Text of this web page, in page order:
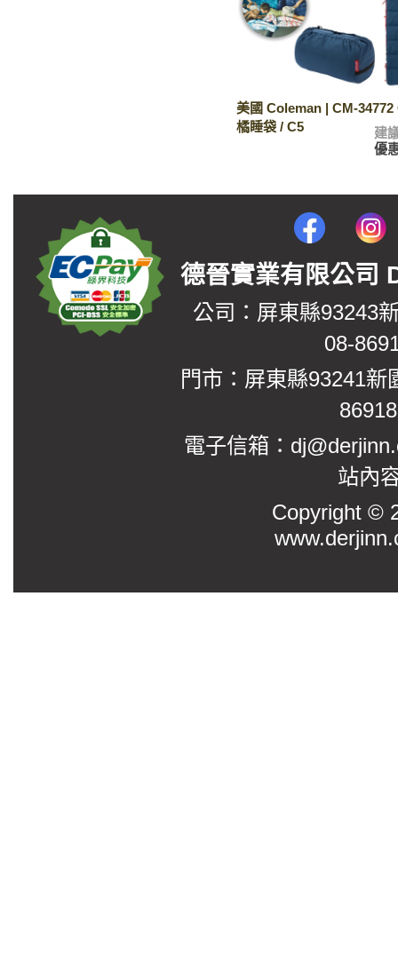
美國 Coleman | CM-
橘睡袋 / C5
建
優
德晉實業有限公
公司：屏東縣93243
08-
門市：屏東縣93241
電子信箱：
站內
Copyright ©